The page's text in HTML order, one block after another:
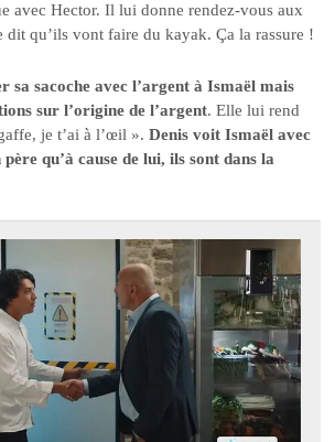
avec Hector. Il lui donne rendez-vous aux
dit qu’ils vont faire du kayak. Ça la rassure !
sa sacoche avec l’argent à Ismaël mais
sur l’origine de l’argent. Elle lui rend
je t’ai à l’œil ».Denis voit Ismaël avec
qu’à cause de lui, ils sont dans la